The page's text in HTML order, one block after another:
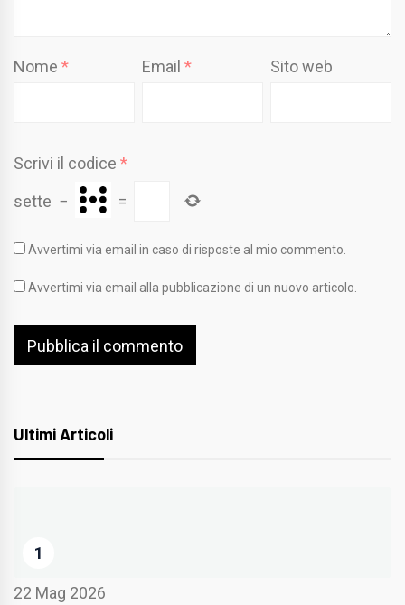
Nome * Email* Sito web
Scrivi il codice *
sette − =
Avvertimi via email in caso di risposte al mio commento.
Avvertimi via email alla pubblicazione di un nuovo articolo.
Ultimi Articoli
1
22 Mag 2026